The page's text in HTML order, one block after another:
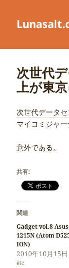
次世代
上が東
次世代データ
マイコミジャ
意外である。
共有:
関連
Gadget vol.8 Asus
1215N (Atom
ION)
2010年10月15日
etc